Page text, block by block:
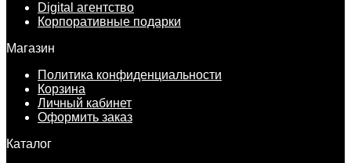
Digital агентство
Корпоративные подарки
Магазин
Политика конфиденциальности
Корзина
Личный кабинет
Оформить заказ
Каталог